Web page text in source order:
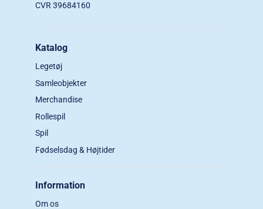
CVR 39684160
Katalog
Legetøj
Samleobjekter
Merchandise
Rollespil
Spil
Fødselsdag & Højtider
Information
Om os